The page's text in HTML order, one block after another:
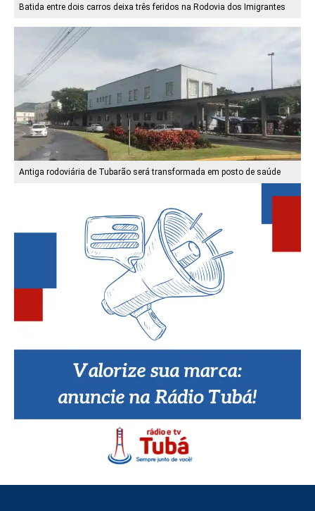
Batida entre dois carros deixa três feridos na Rodovia dos Imigrantes
Antiga rodoviária de Tubarão será transformada em posto de saúde